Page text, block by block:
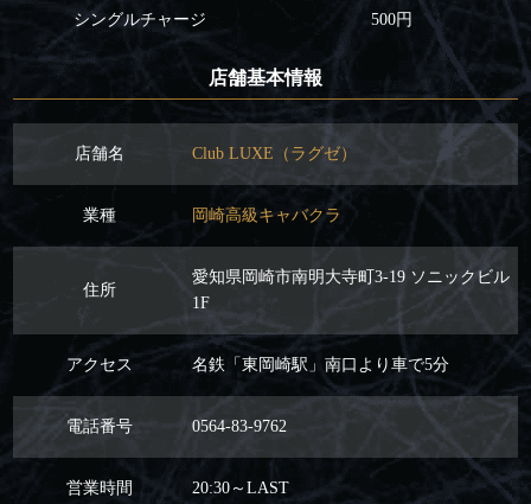
シングルチャージ 500円
店舗基本情報
店舗名 Club LUXE（ラグゼ）
業種 岡崎高級キャバクラ
住所
愛知県岡崎市南明大寺町3-19 ソニックビル
1F
アクセス 名鉄「東岡崎駅」南口より車で5分
電話番号 0564-83-9762
営業時間 20:30～LAST